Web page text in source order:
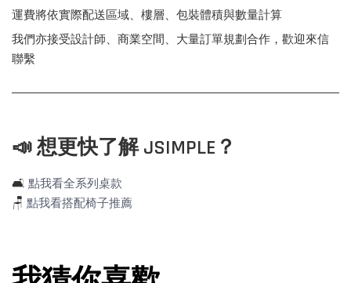
運費將依實際配送區域、樓層、包裝體積與數量計算
我們亦接受設計師、商業空間、大量訂單規劃合作，歡迎來信
聯繫
📣 想更快了解 JSIMPLE？
🛋️ 點我看全系列桌款
🪑 點我看搭配椅子推薦